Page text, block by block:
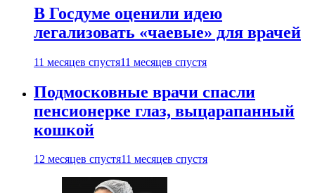
В Госдуме оценили идею
легализовать «чаевые» для врачей
11 месяцев спустя11 месяцев спустя
Подмосковные врачи спасли
пенсионерке глаз, выцарапанный
кошкой
12 месяцев спустя11 месяцев спустя